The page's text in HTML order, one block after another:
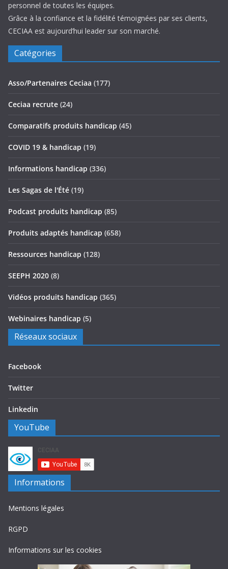
personnel de toutes les équipes.
Grâce à la confiance et la fidélité témoignées par ses clients,
CECIAA est aujourd’hui leader sur son marché.
Catégories
Asso/Partenaires Ceciaa (177)
Ceciaa recrute (24)
Comparatifs produits handicap (45)
COVID 19 & handicap (19)
Informations handicap (336)
Les Sagas de l'Été (19)
Podcast produits handicap (85)
Produits adaptés handicap (658)
Ressources handicap (128)
SEEPH 2020 (8)
Vidéos produits handicap (365)
Webinaires handicap (5)
Réseaux sociaux
Facebook
Twitter
Linkedin
YouTube
Informations
Mentions légales
RGPD
Informations sur les cookies